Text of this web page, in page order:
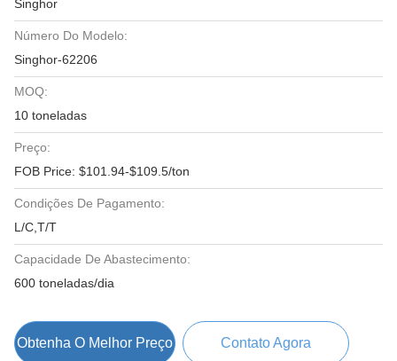
Singhor
Número Do Modelo:
Singhor-62206
MOQ:
10 toneladas
Preço:
FOB Price: $101.94-$109.5/ton
Condições De Pagamento:
L/C,T/T
Capacidade De Abastecimento:
600 toneladas/dia
Obtenha O Melhor Preço Contato Agora